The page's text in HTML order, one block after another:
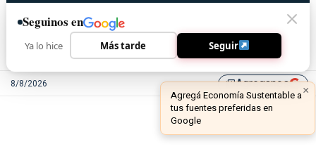
8/8/2026 library_addAgreganos
Seguinos en
Ya lo hice Más tarde Seguir